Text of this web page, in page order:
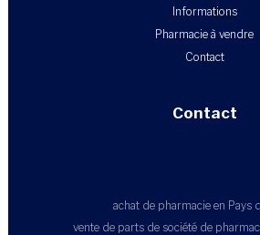
Informations
Pharmacie à vendre
Contact
Contact
achat de pharmacie en Pays
vente de parts de société de